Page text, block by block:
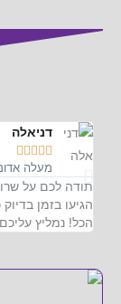
דניאלה





מעלה
תודה לכם על
הגיעו בזמן
הכל! נמליץ